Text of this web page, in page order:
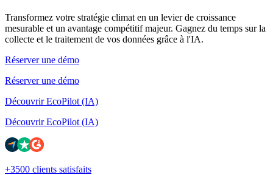
Transformez votre stratégie climat en un levier de croissance
mesurable et un avantage compétitif majeur. Gagnez du temps sur la
collecte et le traitement de vos données grâce à l'IA.
Réserver une démo
Réserver une démo
Découvrir EcoPilot (IA)
Découvrir EcoPilot (IA)
+3500 clients satisfaits